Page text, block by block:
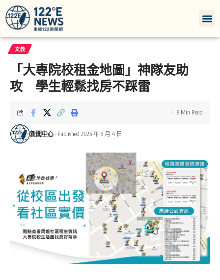
文教
「大專院校租金地圖」神隊友助
攻 學生輕鬆找房不踩雷
新聞中心 Published 2025 年 8 月 4 日
8 Min Read